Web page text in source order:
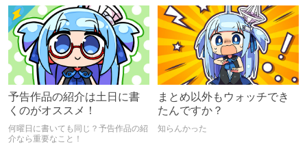
予告作品の紹介は土日に書
くのがオススメ！
何曜日に書いても同じ？予告作品の紹
介なら重要なこと！
まとめ以外もウォッチでき
たんですか？
知らんかった